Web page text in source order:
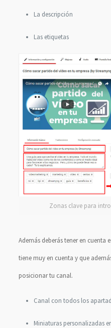
La descripción
Las etiquetas
Zonas clave para
Además deberás tener en cuenta
tiene muy en cuenta y que
posicionar tu canal.
Canal con todos los
Miniaturas personalizadas